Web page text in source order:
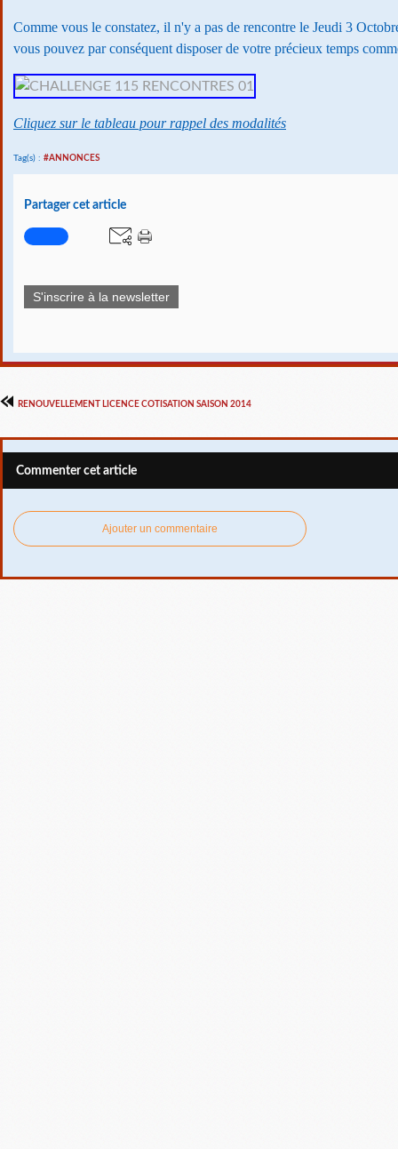
Comme vous le constatez, il n'y a pas de rencontre le Jeudi 3
vous pouvez par conséquent disposer de votre précieux temps
Cliquez sur le tableau pour rappel des modalités
Tag(s) : #ANNONCES
Partager cet article
S'inscrire à la newsletter
RENOUVELLEMENT LICENCE COTISATION SAISON 2014
Commenter cet article
Ajouter un commentaire